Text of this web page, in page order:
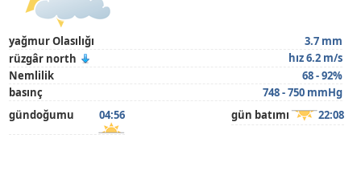
yağmur Olasılığı
3.7 mm
rüzgâr north
hız 6.2 m/s
Nemlilik
68 - 92%
basınç
748 - 750 mmHg
gündoğumu
04:56 gün batımı 22:08